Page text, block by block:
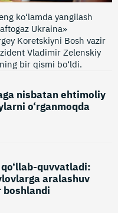
nisbatan ehtimoliy
o‘rganmoqda
quvvatladi:
aralashuv
boshlandi
ko‘lamda yangilash
Ukraina»
Koretskiyni Bosh vazir
Vladimir Zelenskiy
bir qismi bo‘ldi.